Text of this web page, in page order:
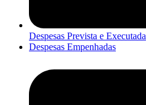
Despesas Prevista e Executada
Despesas Empenhadas